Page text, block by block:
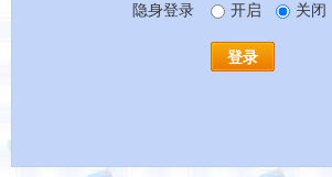
隐身登录 开启 关闭
登录